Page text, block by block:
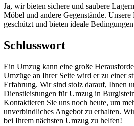
Ja, wir bieten sichere und saubere
Möbel und andere Gegenstände.
geschützt und bieten ideale
Schlusswort
Ein Umzug kann eine große
Umzüge an Ihrer Seite wird er zu einer
Erfahrung. Wir sind stolz darauf, Ihnen
Dienstleistungen für Umzug in
Kontaktieren Sie uns noch heute, um
unverbindliches Angebot zu erhalten.
bei Ihrem nächsten Umzug zu helfen!